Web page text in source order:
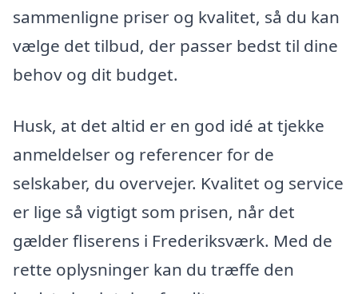
sammenligne priser og kvalitet, så du kan
vælge det tilbud, der passer bedst til dine
behov og dit budget.
Husk, at det altid er en god idé at tjekke
anmeldelser og referencer for de
selskaber, du overvejer. Kvalitet og service
er lige så vigtigt som prisen, når det
gælder fliserens i Frederiksværk. Med de
rette oplysninger kan du træffe den